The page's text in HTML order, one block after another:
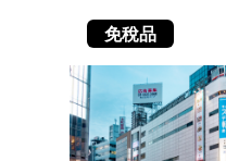
免稅品